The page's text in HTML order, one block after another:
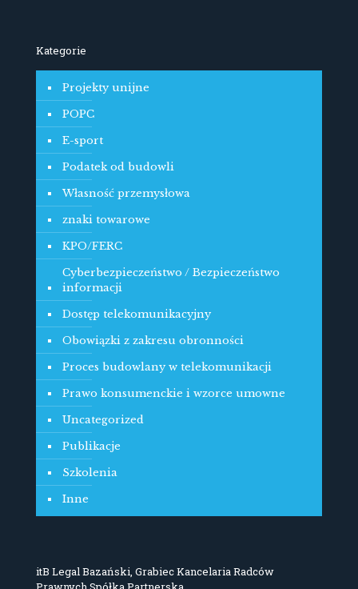
Kategorie
Projekty unijne
POPC
E-sport
Podatek od budowli
Własność przemysłowa
znaki towarowe
KPO/FERC
Cyberbezpieczeństwo / Bezpieczeństwo
informacji
Dostęp telekomunikacyjny
Obowiązki z zakresu obronności
Proces budowlany w telekomunikacji
Prawo konsumenckie i wzorce umowne
Uncategorized
Publikacje
Szkolenia
Inne
itB Legal Bazański, Grabiec Kancelaria Radców